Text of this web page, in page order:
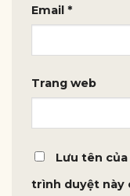
Email *
Trang web
Lưu tên
trình duyệt này